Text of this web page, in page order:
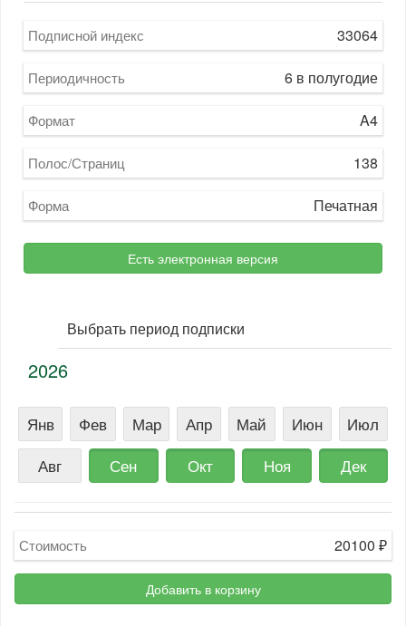
Подписной индекс 33064
Периодичность 6 в полугодие
Формат A4
Полос/Страниц 138
Форма Печатная
Есть электронная версия
Выбрать период подписки
2026
Янв Фев Мар Апр Май Июн
Июл
Авг
Сен Окт Ноя Дек
Стоимость 20100 ₽
Добавить в корзину